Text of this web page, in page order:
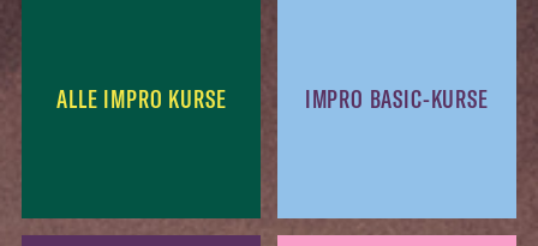
ALLE IMPRO KURSE IMPRO BASIC-KURSE